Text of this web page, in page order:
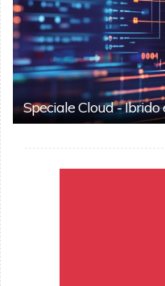
Speciale Cloud -